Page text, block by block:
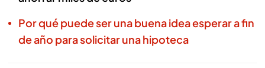
Por qué puede ser una buena idea esperar a fin
de año para solicitar una hipoteca